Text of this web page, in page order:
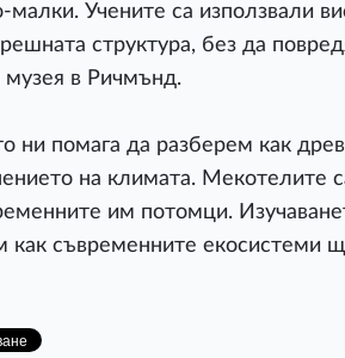
малки. Учените са използвали
структура, без да
музея в Ричмънд.
ни помага да разберем как
на климата. Мекотелите
им потомци.
как съвременните екосистеми